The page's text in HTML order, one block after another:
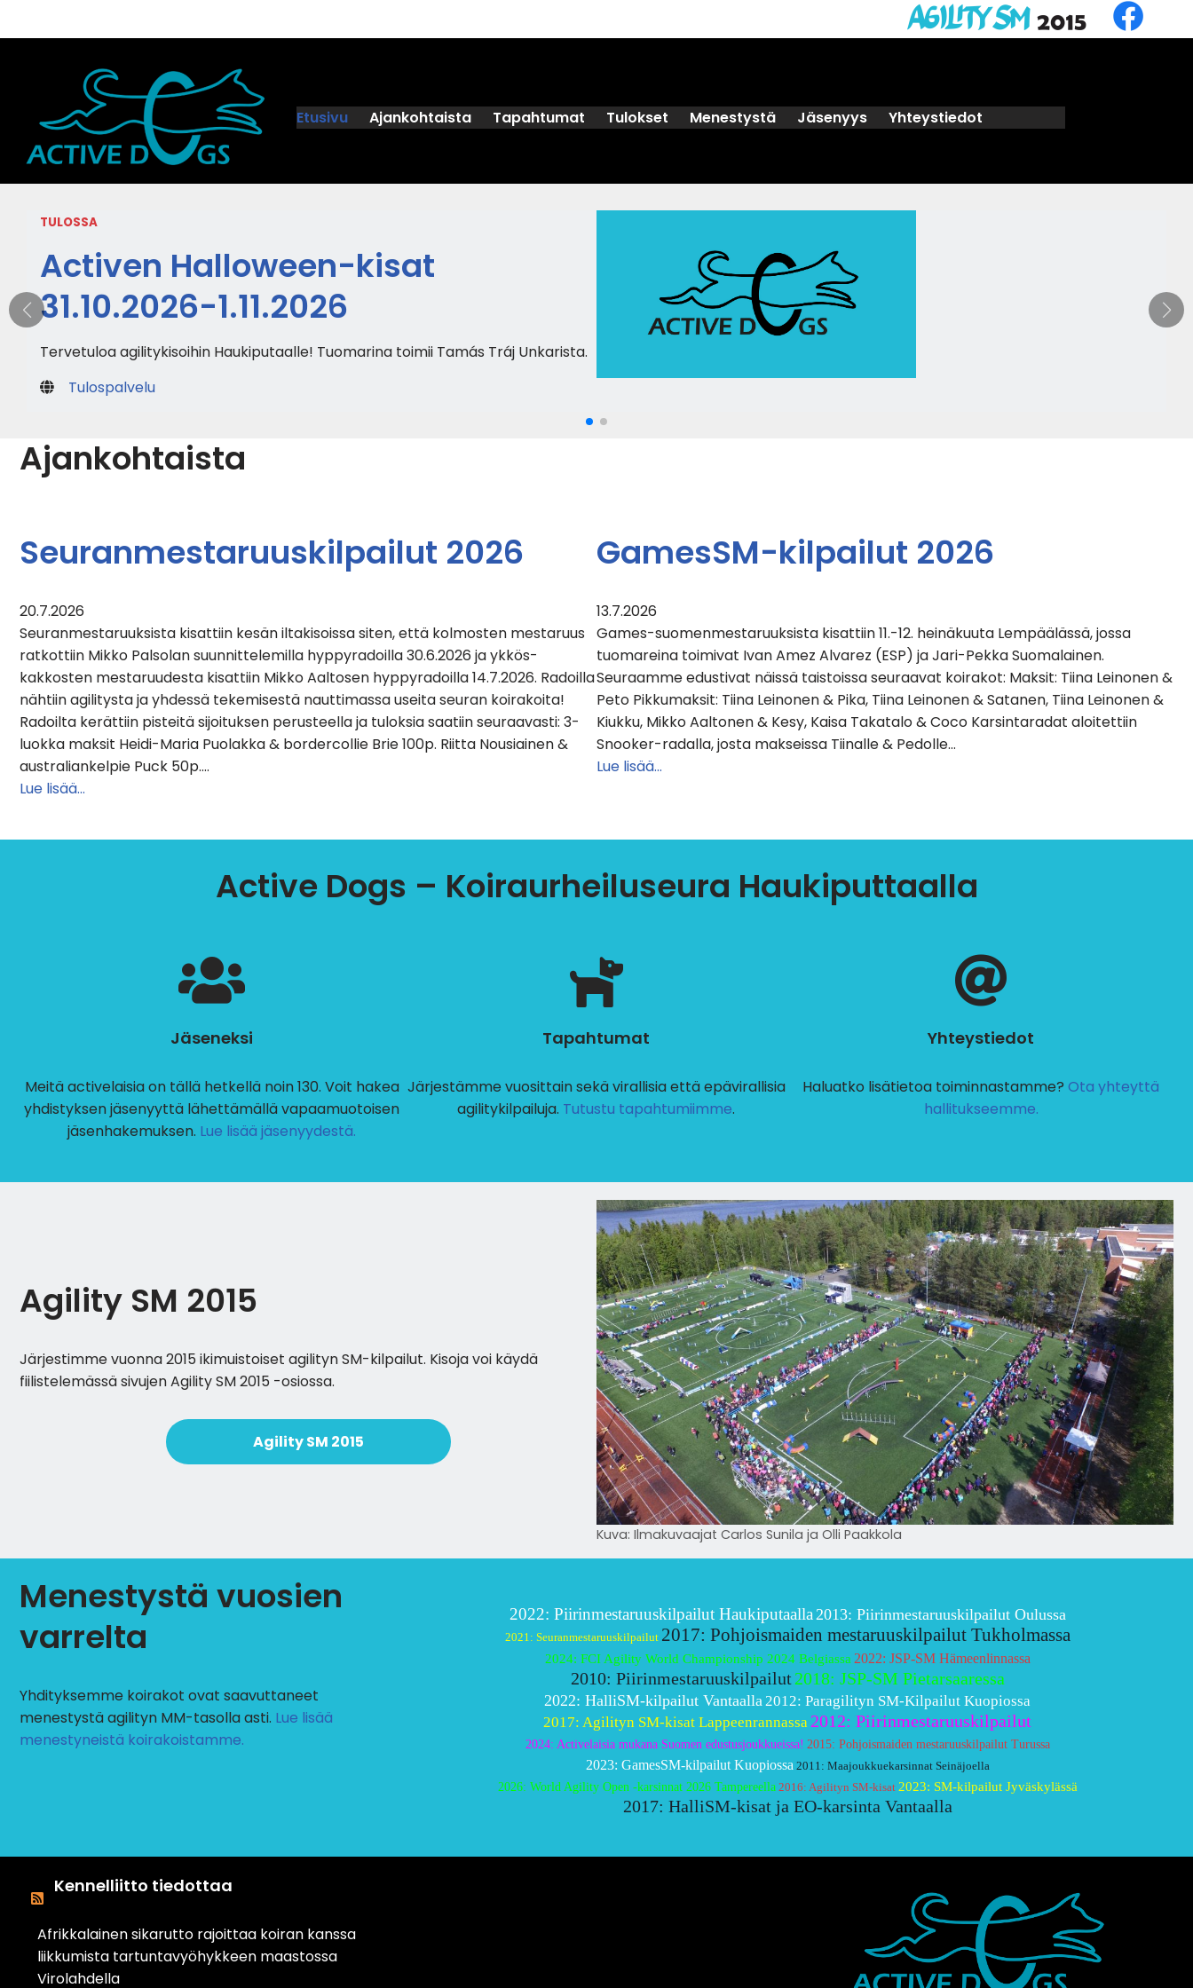
Etusivu
Ajankohtaista Tapahtumat Tulokset Menestystä Jäsenyys Yhteystiedot
TULOSSA
Activen Halloween-kisat
31.10.2026-1.11.2026
Tervetuloa agilitykisoihin Haukiputaalle! Tuomarina toimii Tamás Tráj Unkarista.
Tulospalvelu
Ajankohtaista
Seuranmestaruuskilpailut 2026
20.7.2026
Seuranmestaruuksista kisattiin kesän iltakisoissa siten, että kolmosten mestaruus
ratkottiin Mikko Palsolan suunnittelemilla hyppyradoilla 30.6.2026 ja ykkös-
kakkosten mestaruudesta kisattiin Mikko Aaltosen hyppyradoilla 14.7.2026. Radoilla
nähtiin agilitysta ja yhdessä tekemisestä nauttimassa useita seuran koirakoita!
Radoilta kerättiin pisteitä sijoituksen perusteella ja tuloksia saatiin seuraavasti: 3-
luokka maksit Heidi-Maria Puolakka & bordercollie Brie 100p. Riitta Nousiainen &
australiankelpie Puck 50p.…
Lue lisää…
GamesSM-kilpailut 2026
13.7.2026
Games-suomenmestaruuksista kisattiin 11.-12. heinäkuuta Lempäälässä, jossa
tuomareina toimivat Ivan Amez Alvarez (ESP) ja Jari-Pekka Suomalainen.
Seuraamme edustivat näissä taistoissa seuraavat koirakot: Maksit: Tiina Leinonen &
Peto Pikkumaksit: Tiina Leinonen & Pika, Tiina Leinonen & Satanen, Tiina Leinonen &
Kiukku, Mikko Aaltonen & Kesy, Kaisa Takatalo & Coco Karsintaradat aloitettiin
Snooker-radalla, josta makseissa Tiinalle & Pedolle…
Lue lisää…
Active Dogs – Koiraurheiluseura Haukiputtaalla
Jäseneksi
Meitä activelaisia on tällä hetkellä noin 130. Voit hakea
yhdistyksen jäsenyyttä lähettämällä vapaamuotoisen
jäsenhakemuksen. Lue lisää jäsenyydestä.
Tapahtumat
Järjestämme vuosittain sekä virallisia että epävirallisia
agilitykilpailuja. Tutustu tapahtumiimme.
Yhteystiedot
Haluatko lisätietoa toiminnastamme?Ota yhteyttä
hallitukseemme.
Agility SM 2015
Järjestimme vuonna 2015 ikimuistoiset agilityn SM-kilpailut. Kisoja voi käydä
fiilistelemässä sivujen Agility SM 2015 -osiossa.
Agility SM 2015
Kuva: Ilmakuvaajat Carlos Sunila ja Olli Paakkola
Menestystä vuosien
varrelta
Yhdityksemme koirakot ovat saavuttaneet
menestystä agilityn MM-tasolla asti. Lue lisää
menestyneistä koirakoistamme.
2022: Piirinmestaruuskilpailut Haukiputaalla 2013: Piirinmestaruuskilpailut Oulussa
2021: Seuranmestaruuskilpailut 2017: Pohjoismaiden mestaruuskilpailut Tukholmassa
2024: FCI Agility World Championship 2024 Belgiassa 2022: JSP-SM Hämeenlinnassa
2010: Piirinmestaruuskilpailut 2018: JSP-SM Pietarsaaressa
2022: HalliSM-kilpailut Vantaalla 2012: Paragilityn SM-Kilpailut Kuopiossa
2017: Agilityn SM-kisat Lappeenrannassa 2012: Piirinmestaruuskilpailut
2024: Activelaisia mukana Suomen edustusjoukkueissa! 2015: Pohjoismaiden mestaruuskilpailut Turussa
2023: GamesSM-kilpailut Kuopiossa 2011: Maajoukkuekarsinnat Seinäjoella
2026: World Agility Open -karsinnat 2026 Tampereella 2016: Agilityn SM-kisat 2023: SM-kilpailut Jyväskylässä
2017: HalliSM-kisat ja EO-karsinta Vantaalla
Kennelliitto tiedottaa
Afrikkalainen sikarutto rajoittaa koiran kanssa
liikkumista tartuntavyöhykkeen maastossa
Virolahdella